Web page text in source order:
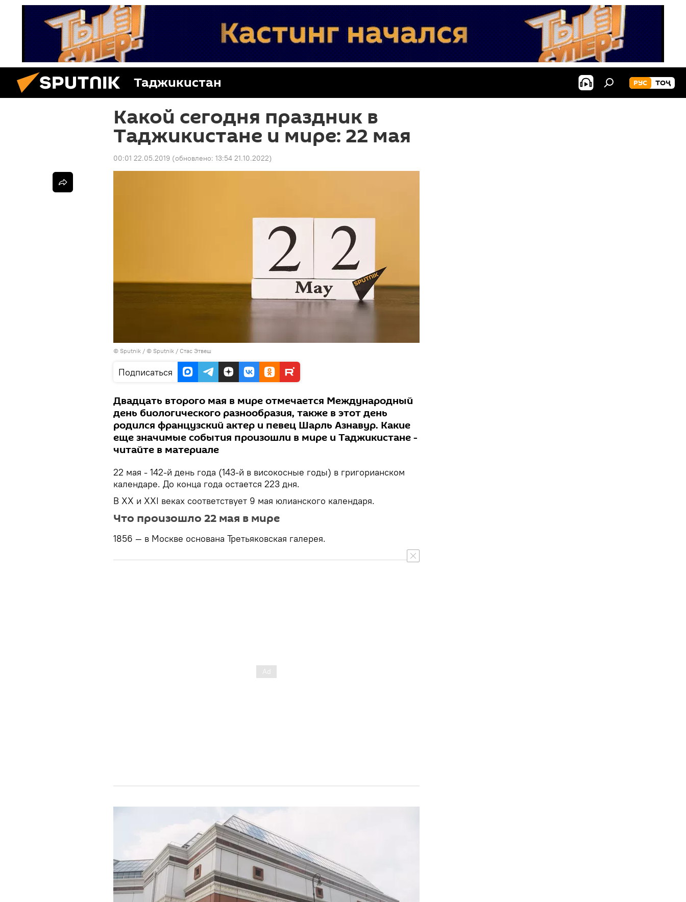
Таджикистан РУС ТОҶ
Какой сегодня праздник в
Таджикистане и мире: 22 мая
00:01 22.05.2019 (обновлено: 13:54 21.10.2022)
© Sputnik / © Sputnik / Стас Этвеш
Подписаться
Двадцать второго мая в мире отмечается Международный
день биологического разнообразия, также в этот день
родился французский актер и певец Шарль Азнавур. Какие
еще значимые события произошли в мире и Таджикистане -
читайте в материале
22 мая - 142-й день года (143-й в високосные годы) в григорианском
календаре. До конца года остается 223 дня.
В XX и XXI веках соответствует 9 мая юлианского календаря.
Что произошло 22 мая в мире
1856 — в Москве основана Третьяковская галерея.